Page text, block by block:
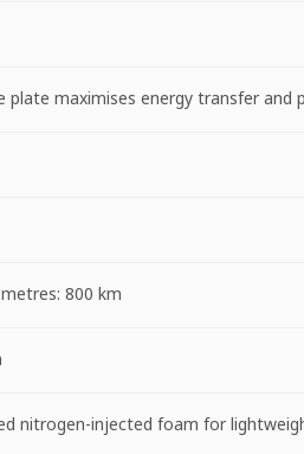
plate maximises energy transfer and
800 km
nitrogen-injected foam for